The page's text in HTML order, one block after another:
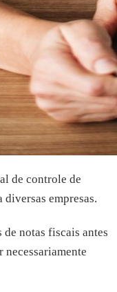
de controle de
empresas.
de notas fiscais antes
necessariamente